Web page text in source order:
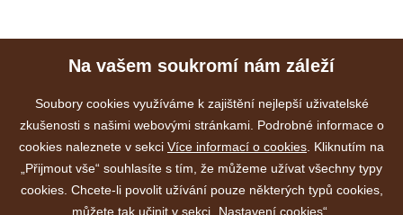
Klia.cz
E-shop
Služby
Akce
Kontakty
Na vašem soukromí nám záleží
Soubory cookies využíváme k zajištění nejlepší uživatelské
zkušenosti s našimi webovými stránkami. Podrobné informace o
cookies naleznete v sekci Více informací o cookies . Kliknutím na
„Přijmout vše“ souhlasíte s tím, že můžeme užívat všechny typy
cookies. Chcete-li povolit užívání pouze některých typů cookies,
můžete tak učinit v sekci „Nastavení cookies“.